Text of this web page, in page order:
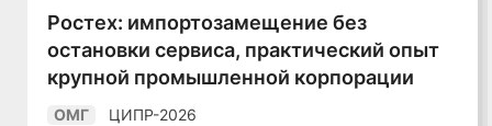
Ростех: импортозамещение без
остановки сервиса, практический опыт
крупной промышленной корпорации
ОМГ ЦИПР-2026